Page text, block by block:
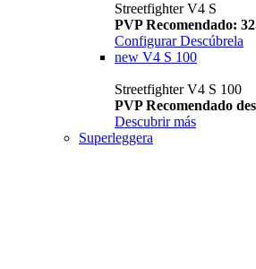
Streetfighter V4 S
PVP Recomendado:
Configurar Descúbrela
new V4 S 100
Streetfighter V4 S 100
PVP Recomendado
Descubrir más
Superleggera